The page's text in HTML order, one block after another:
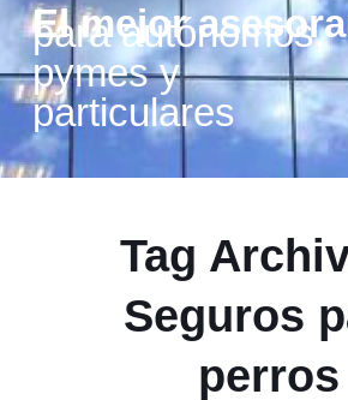
El mejor
para autónomos,
pymes y
particulares
Tag
Seguros
perros